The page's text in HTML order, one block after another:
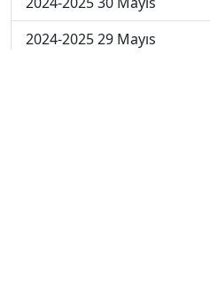
2024-2025 29 Mayıs